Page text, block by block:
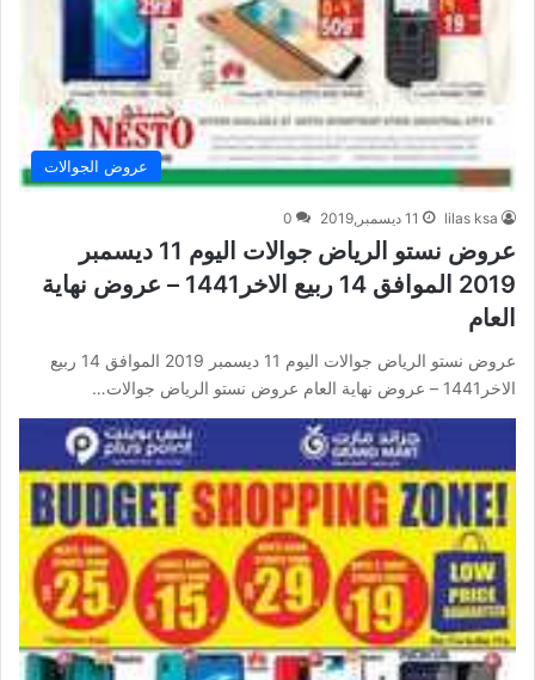
عروض الجوالات
lilas ksa 11 ديسمبر,2019 0
عروض نستو الرياض جوالات اليوم 11 ديسمبر
2019 الموافق 14 ربيع الاخر1441 – عروض نهاية
العام
عروض نستو الرياض جوالات اليوم 11 ديسمبر 2019 الموافق 14 ربيع
الاخر1441 – عروض نهاية العام عروض نستو الرياض جوالات…